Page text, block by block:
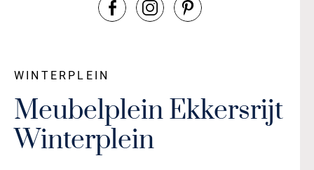
WINTERPLEIN
Meubelplein Ekkersrijt
Winterplein